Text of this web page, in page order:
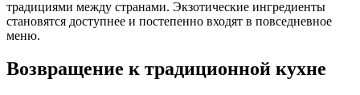
традициями между странами. Экзотические ингредиенты
становятся доступнее и постепенно входят в повседневное
меню.
Возвращение к традиционной кухне